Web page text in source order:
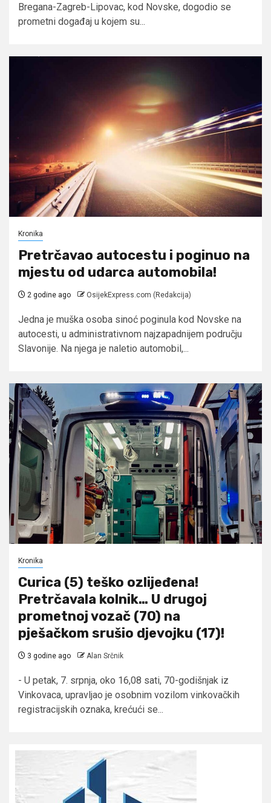
Bregana-Zagreb-Lipovac, kod Novske, dogodio se
prometni događaj u kojem su...
Kronika
Pretrčavao autocestu i poginuo na
mjestu od udarca automobila!
2 godine ago OsijekExpress.com (Redakcija)
Jedna je muška osoba sinoć poginula kod Novske na
autocesti, u administrativnom najzapadnijem području
Slavonije. Na njega je naletio automobil,...
Kronika
Curica (5) teško ozlijeđena!
Pretrčavala kolnik… U drugoj
prometnoj vozač (70) na
pješačkom srušio djevojku (17)!
3 godine ago Alan Srčnik
- U petak, 7. srpnja, oko 16,08 sati, 70-godišnjak iz
Vinkovaca, upravljao je osobnim vozilom vinkovačkih
registracijskih oznaka, krećući se...